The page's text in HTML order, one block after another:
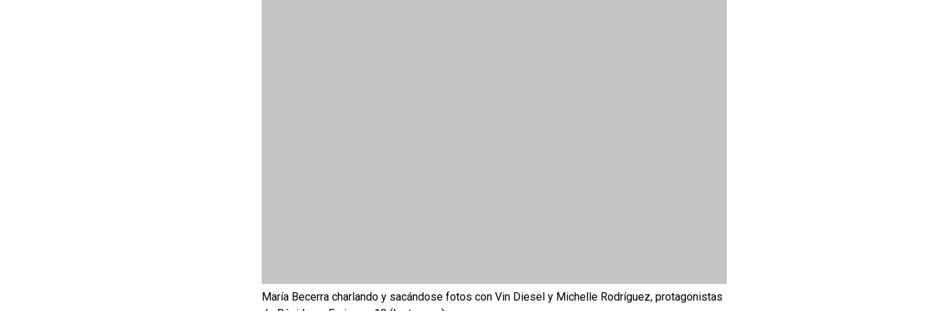
María Becerra charlando y sacándose fotos con Vin Diesel y Michelle Rodríguez, protagonistas